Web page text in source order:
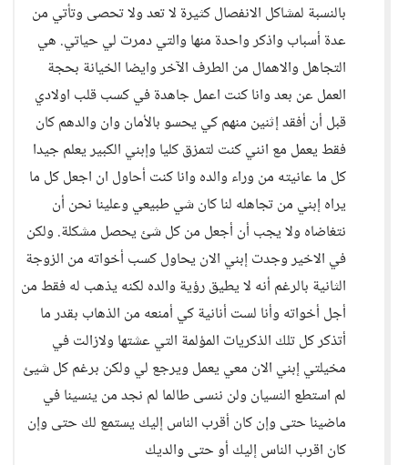
بالنسبة لمشاكل الانفصال كثيرة لا تعد ولا تحصى وتأتي من
عدة أسباب واذكر واحدة منها والتي دمرت لي حياتي. هي
التجاهل والاهمال من الطرف الآخر وايضا الخيانة بحجة
العمل عن بعد وانا كنت اعمل جاهدة في كسب قلب اولادي
قبل أن أفقد إثنين منهم كي يحسو بالأمان وان والدهم كان
فقط يعمل مع انني كنت لتمزق كليا وإبني الكبير يعلم جيدا
كل ما عانيته من وراء والده وانا كنت أحاول ان اجعل كل ما
يراه إبني من تجاهله لنا كان شي طبيعي وعلينا نحن أن
نتغاضاه ولا يجب أن أجعل من كل شئ يحصل مشكلة. ولكن
في الاخير وجدت إبني الان يحاول كسب أخواته من الزوجة
الثانية بالرغم أنه لا يطيق رؤية والده لكنه يذهب له فقط من
أجل أخواته وأنا لست أنانية كي أمنعه من الذهاب بقدر ما
أتذكر كل تلك الذكريات المؤلمة التي عشتها ولازالت في
مخيلتي إبني الان معي يعمل ويرجع لي ولكن برغم كل شيئ
لم استطع النسيان ولن ننسى طالما لم نجد من ينسينا في
ماضينا حتى وإن كان أقرب الناس إليك يستمع لك حتى وإن
كان اقرب الناس إليك أو حتى والديك